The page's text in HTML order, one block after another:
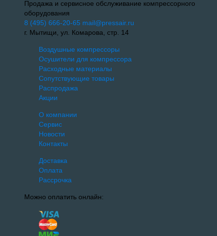
Продажа и сервисное обслуживание компрессорного
оборудования
8 (495) 666-20-65 mail@pressair.ru
г. Мытищи, ул. Комарова, стр. 14
Воздушные компрессоры
Осушители для компрессора
Расходные материалы
Сопутствующие товары
Распродажа
Акции
О компании
Сервис
Новости
Контакты
Доставка
Оплата
Рассрочка
Можно оплатить онлайн: